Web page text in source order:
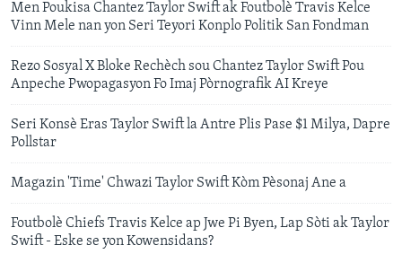
Men Poukisa Chantez Taylor Swift ak Foutbolè Travis Kelce
Vinn Mele nan yon Seri Teyori Konplo Politik San Fondman
Rezo Sosyal X Bloke Rechèch sou Chantez Taylor Swift Pou
Anpeche Pwopagasyon Fo Imaj Pòrnografik AI Kreye
Seri Konsè Eras Taylor Swift la Antre Plis Pase $1 Milya, Dapre
Pollstar
Magazin 'Time' Chwazi Taylor Swift Kòm Pèsonaj Ane a
Foutbolè Chiefs Travis Kelce ap Jwe Pi Byen, Lap Sòti ak Taylor
Swift - Eske se yon Kowensidans?